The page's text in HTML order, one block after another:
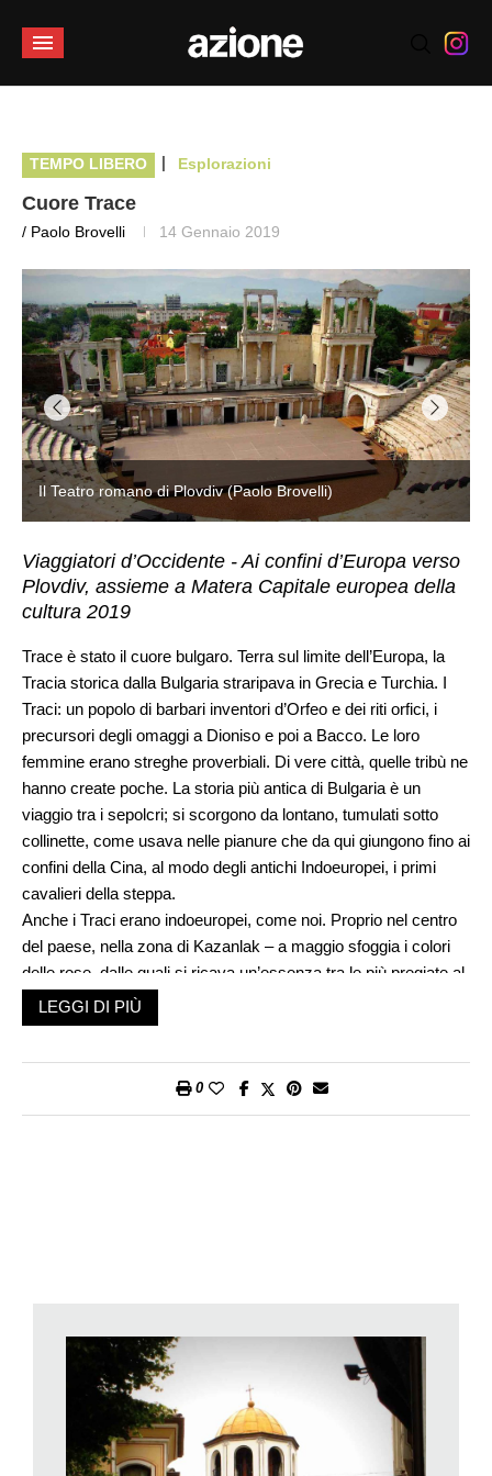
TEMPO LIBERO | Esplorazioni
Cuore Trace
/ Paolo Brovelli 14 Gennaio 2019
Il Teatro romano di Plovdiv (Paolo Brovelli)
Viaggiatori d’Occidente - Ai confini d’Europa verso
Plovdiv, assieme a Matera Capitale europea della
cultura 2019
Trace è stato il cuore bulgaro. Terra sul limite dell’Europa, la
Tracia storica dalla Bulgaria straripava in Grecia e Turchia. I
Traci: un popolo di barbari inventori d’Orfeo e dei riti orfici, i
precursori degli omaggi a Dioniso e poi a Bacco. Le loro
femmine erano streghe proverbiali. Di vere città, quelle tribù ne
hanno create poche. La storia più antica di Bulgaria è un
viaggio tra i sepolcri; si scorgono da lontano, tumulati sotto
collinette, come usava nelle pianure che da qui giungono fino ai
confini della Cina, al modo degli antichi Indoeuropei, i primi
cavalieri della steppa.
Anche i Traci erano indoeuropei, come noi. Proprio nel centro
del paese, nella zona di Kazanlak – a maggio sfoggia i colori
delle rose, dalle quali si ricava un’essenza tra le più pregiate al
mondo – di tombe di notabili ce ne sono centinaia: è la Valle dei
Re traci. Una, in un parco cittadino, è patrimonio Unesco. Se
Nell’entrata a vetri, un vecchio con un berretto in testa e una
reali, folti serti di foglie di quercia d’oro.
«Ne avevamo di tempo, per noi, per studiare», dice ricordando
con gli occhi lucidi le giornate lente dell’epoca comunista,
terminata nel 1990. A lui sembra l’età dell’oro, tanto più che con
la pensione non campa e gli tocca arrabattarsi e accettare quel
LEGGI DI PIÙ
0